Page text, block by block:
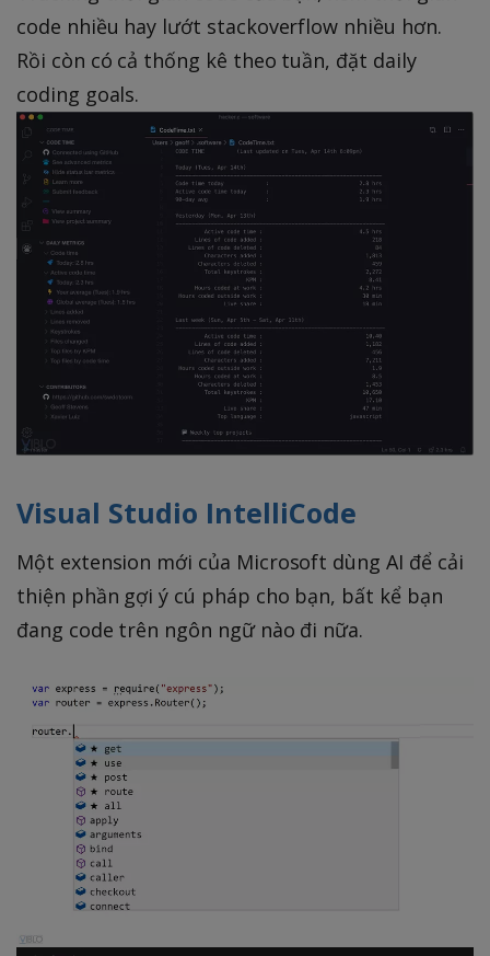
code nhiều hay lướt stackoverflow nhiều hơn.
Rồi còn có cả thống kê theo tuần, đặt daily
coding goals.
Visual Studio IntelliCode
Một extension mới của Microsoft dùng AI để cải
thiện phần gợi ý cú pháp cho bạn, bất kể bạn
đang code trên ngôn ngữ nào đi nữa.